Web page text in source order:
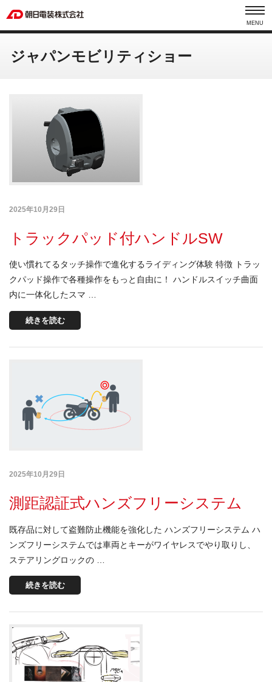
MENU
ジャパンモビリティショー
2025年10月29日
トラックパッド付ハンドルSW
使い慣れてるタッチ操作で進化するライディング体験 特徴 トラッ
クパッド操作で各種操作をもっと自由に！ ハンドルスイッチ曲面
内に一体化したスマ …
続きを読む
2025年10月29日
測距認証式ハンズフリーシステム
既存品に対して盗難防止機能を強化した ハンズフリーシステム ハ
ンズフリーシステムでは車両とキーがワイヤレスでやり取りし、
ステアリングロックの …
続きを読む